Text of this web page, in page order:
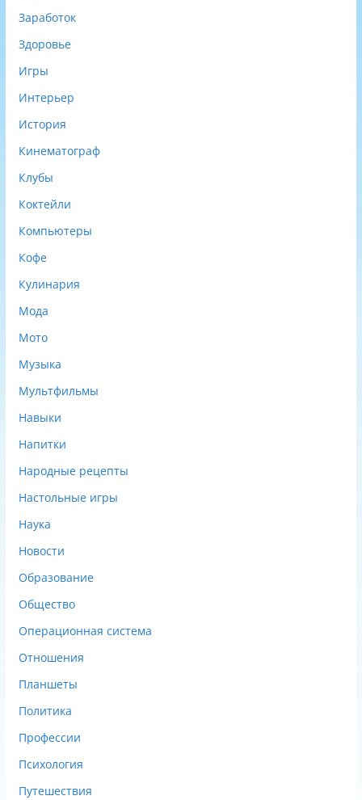
Заработок
Здоровье
Игры
Интерьер
История
Кинематограф
Клубы
Коктейли
Компьютеры
Кофе
Кулинария
Мода
Мото
Музыка
Мультфильмы
Навыки
Напитки
Народные рецепты
Настольные игры
Наука
Новости
Образование
Общество
Операционная система
Отношения
Планшеты
Политика
Профессии
Психология
Путешествия